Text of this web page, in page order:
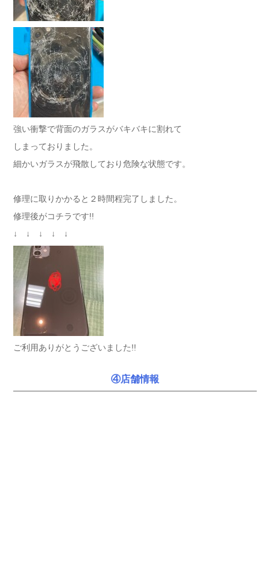
強い衝撃で背面のガラスがバキバキに割れて
しまっておりました。
細かいガラスが飛散しており危険な状態です。
修理に取りかかると２時間程完了しました。
修理後がコチラです!!
↓ ↓ ↓ ↓ ↓
ご利用ありがとうございました!!
④店舗情報